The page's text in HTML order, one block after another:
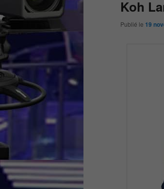
Koh
Publié le 19